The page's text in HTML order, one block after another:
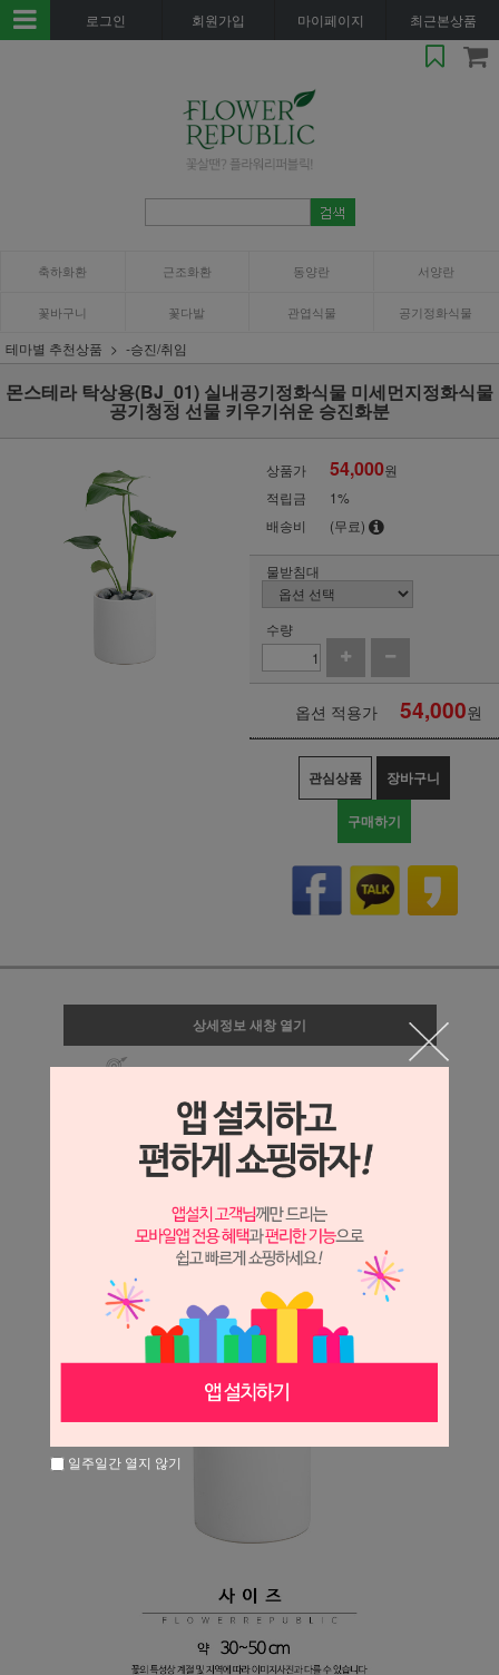
로그인 회원가입 마이페이지 최근본상품
축하화환 근조화환 동양란 서양란
꽃바구니 꽃다발 관엽식물 공기정화식물
테마별 추천상품 -승진/취임
몬스테라 탁상용(BJ_01) 실내공기정화식물 미세먼지정화식물
공기청정 선물 키우기쉬운 승진화분
상품가 54,000원
적립금
1%
배송비
(무료)
물받침대
수량
옵션 적용가 54,000원
관심상품 장바구니
구매하기
상세정보 새창 열기
일주일간 열지 않기